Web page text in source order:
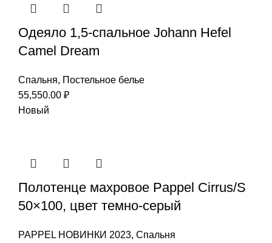
Одеяло 1,5-спальное Johann Hefel
Camel Dream
Спальня, Постельное белье
55,550.00 ₽
Новый
Полотенце махровое Pappel Cirrus/S
50×100, цвет темно-серый
PAPPEL НОВИНКИ 2023, Спальня